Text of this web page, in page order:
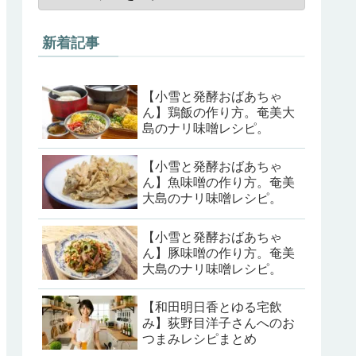
新着記事
【小雪と発酵おばあちゃ
ん】鶏飯の作り方。奄美大
島のナリ味噌レシピ。
【小雪と発酵おばあちゃ
ん】魚味噌の作り方。奄美
大島のナリ味噌レシピ。
【小雪と発酵おばあちゃ
ん】豚味噌の作り方。奄美
大島のナリ味噌レシピ。
【和田明日香とゆる宅飲
み】荻野目洋子さんへのお
つまみレシピまとめ